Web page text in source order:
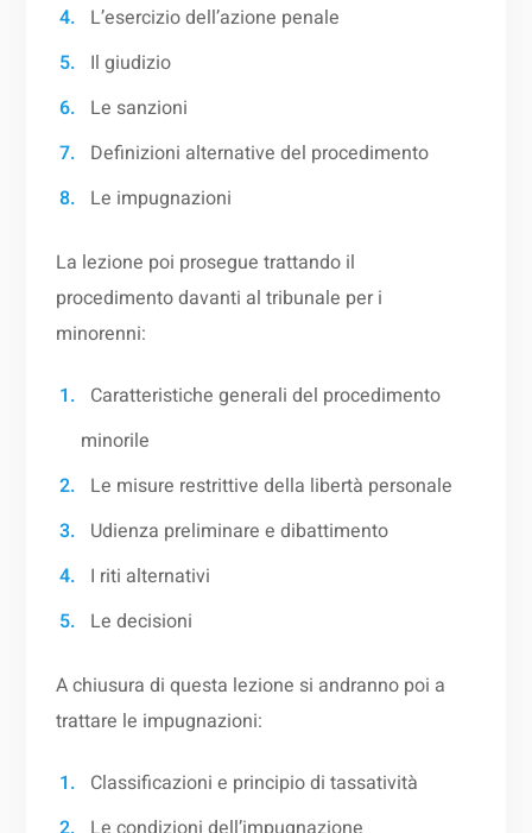
L’esercizio dell’azione penale
Il giudizio
Le sanzioni
Definizioni alternative del procedimento
Le impugnazioni
La lezione poi prosegue trattando il
procedimento davanti al tribunale per i
minorenni:
Caratteristiche generali del procedimento
minorile
Le misure restrittive della libertà personale
Udienza preliminare e dibattimento
I riti alternativi
Le decisioni
A chiusura di questa lezione si andranno poi a
trattare le impugnazioni:
Classificazioni e principio di tassatività